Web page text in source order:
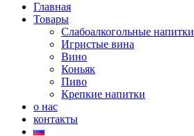
Главная
Товары
Слабоалкогольные напитки
Игристые вина
Вино
Коньяк
Пиво
Крепкие напитки
о нас
контакты